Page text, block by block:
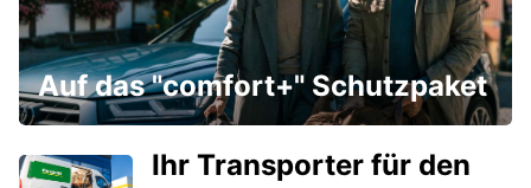
Auf das "comfort+" Schutzpaket
Ihr Transporter für den